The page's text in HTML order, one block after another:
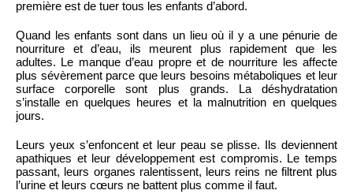
première est de tuer tous les enfants d’abord.
Quand les enfants sont dans un lieu où il y a une pénurie de
nourriture et d’eau, ils meurent plus rapidement que les
adultes. Le manque d’eau propre et de nourriture les affecte
plus sévèrement parce que leurs besoins métaboliques et leur
surface corporelle sont plus grands. La déshydratation
s’installe en quelques heures et la malnutrition en quelques
jours.
Leurs yeux s’enfoncent et leur peau se plisse. Ils deviennent
apathiques et leur développement est compromis. Le temps
passant, leurs organes ralentissent, leurs reins ne filtrent plus
l’urine et leurs cœurs ne battent plus comme il faut.